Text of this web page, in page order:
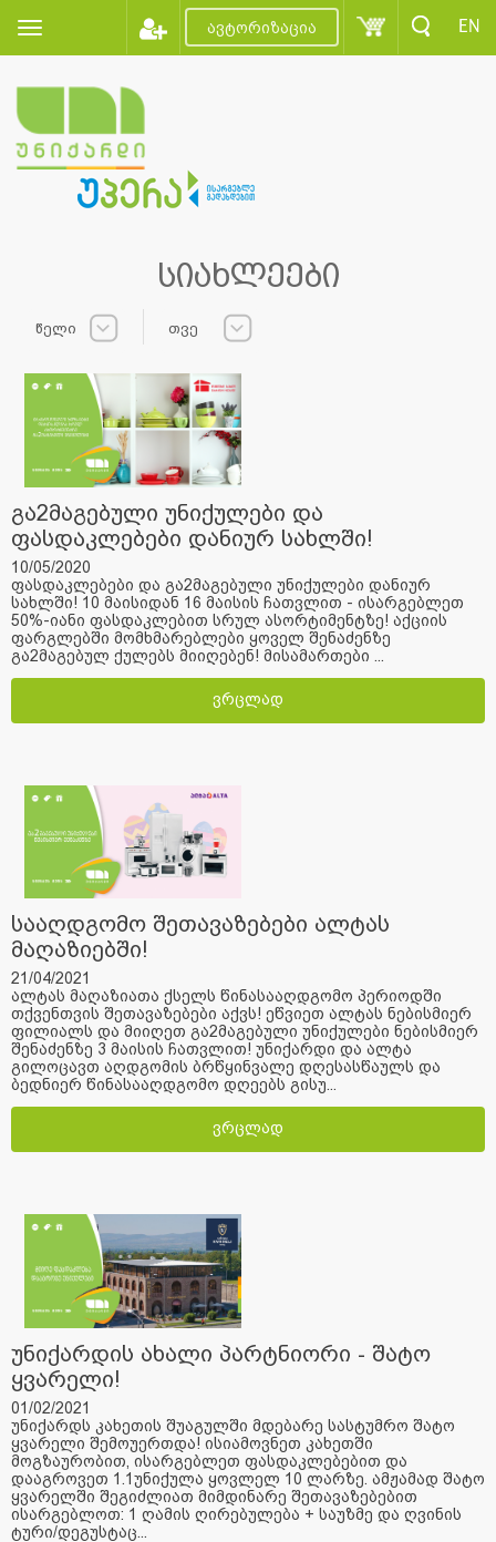
ავტორიზაცია EN
სიახლეები
წელი თვე
გა2მაგებული უნიქულები და
ფასდაკლებები დანიურ სახლში!
10/05/2020
ფასდაკლებები და გა2მაგებული უნიქულები დანიურ
სახლში! 10 მაისიდან 16 მაისის ჩათვლით - ისარგებლეთ
50%-იანი ფასდაკლებით სრულ ასორტიმენტზე! აქციის
ფარგლებში მომხმარებლები ყოველ შენაძენზე
გა2მაგებულ ქულებს მიიღებენ! მისამართები ...
ვრცლად
სააღდგომო შეთავაზებები ალტას
მაღაზიებში!
21/04/2021
ალტას მაღაზიათა ქსელს წინასააღდგომო პერიოდში
თქვენთვის შეთავაზებები აქვს! ეწვიეთ ალტას ნებისმიერ
ფილიალს და მიიღეთ გა2მაგებული უნიქულები ნებისმიერ
შენაძენზე 3 მაისის ჩათვლით! უნიქარდი და ალტა
გილოცავთ აღდგომის ბრწყინვალე დღესასწაულს და
ბედნიერ წინასააღდგომო დღეებს გისუ...
ვრცლად
უნიქარდის ახალი პარტნიორი - შატო
ყვარელი!
01/02/2021
უნიქარდს კახეთის შუაგულში მდებარე სასტუმრო შატო
ყვარელი შემოუერთდა! ისიამოვნეთ კახეთში
მოგზაურობით, ისარგებლეთ ფასდაკლებებით და
დააგროვეთ 1.1უნიქულა ყოვლელ 10 ლარზე. ამჟამად შატო
ყვარელში შეგიძლიათ მიმდინარე შეთავაზებებით
ისარგებლოთ: 1 ღამის ღირებულება + საუზმე და ღვინის
ტური/დეგუსტაც...